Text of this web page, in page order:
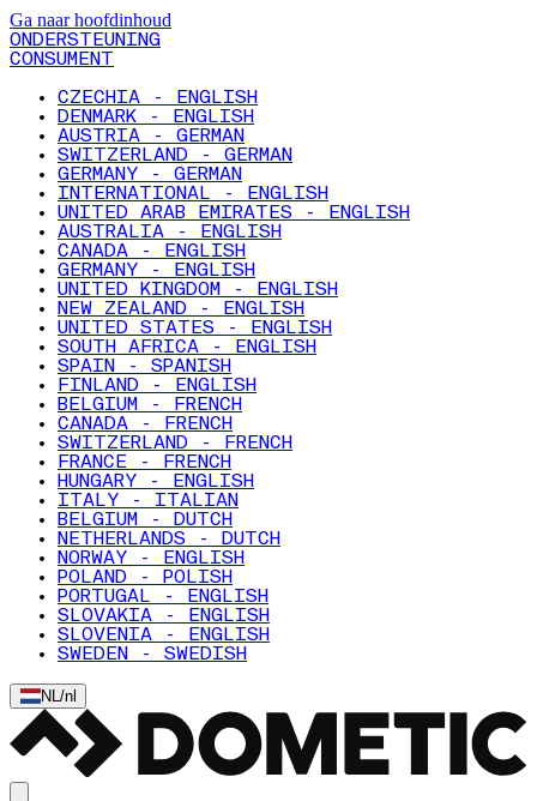
Ga naar hoofdinhoud
ONDERSTEUNING
CONSUMENT
CZECHIA - ENGLISH
DENMARK - ENGLISH
AUSTRIA - GERMAN
SWITZERLAND - GERMAN
GERMANY - GERMAN
INTERNATIONAL - ENGLISH
UNITED ARAB EMIRATES - ENGLISH
AUSTRALIA - ENGLISH
CANADA - ENGLISH
GERMANY - ENGLISH
UNITED KINGDOM - ENGLISH
NEW ZEALAND - ENGLISH
UNITED STATES - ENGLISH
SOUTH AFRICA - ENGLISH
SPAIN - SPANISH
FINLAND - ENGLISH
BELGIUM - FRENCH
CANADA - FRENCH
SWITZERLAND - FRENCH
FRANCE - FRENCH
HUNGARY - ENGLISH
ITALY - ITALIAN
BELGIUM - DUTCH
NETHERLANDS - DUTCH
NORWAY - ENGLISH
POLAND - POLISH
PORTUGAL - ENGLISH
SLOVAKIA - ENGLISH
SLOVENIA - ENGLISH
SWEDEN - SWEDISH
NL/nl